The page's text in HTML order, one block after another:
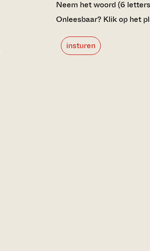
Neem het woord (6
Onleesbaar? Klik op het
insturen